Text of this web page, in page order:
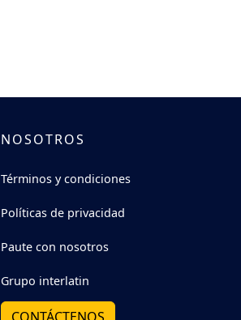
NOSOTROS
Términos y condiciones
Políticas de privacidad
Paute con nosotros
Grupo interlatin